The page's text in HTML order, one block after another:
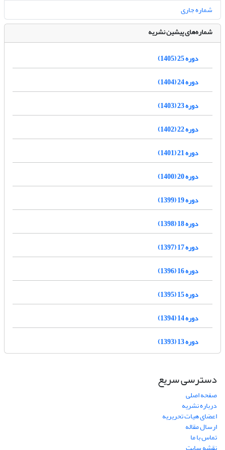
شماره جاری
شماره‌های پیشین نشریه
دوره 25 (1405)
دوره 24 (1404)
دوره 23 (1403)
دوره 22 (1402)
دوره 21 (1401)
دوره 20 (1400)
دوره 19 (1399)
دوره 18 (1398)
دوره 17 (1397)
دوره 16 (1396)
دوره 15 (1395)
دوره 14 (1394)
دوره 13 (1393)
دسترسی سریع
صفحه اصلی
درباره نشریه
اعضای هیات تحریریه
ارسال مقاله
تماس با ما